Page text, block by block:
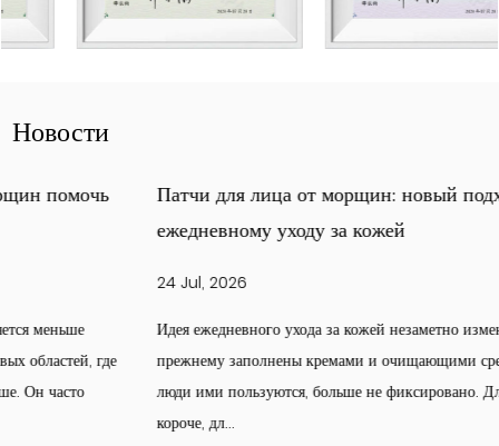
Новости
Патчи для лица от морщин: новый подход к
ежедневному уходу за кожей
Идея ежедневного ухода за кожей незаметно изменилась. Полки по-
прежнему заполнены кремами и очищающими средствами, но то, как
люди ими пользуются, больше не фиксировано. Для одних рутина